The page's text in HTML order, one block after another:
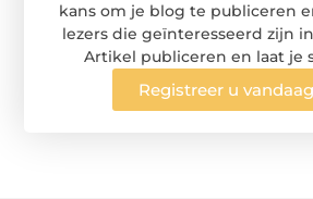
kans om je blog te publiceren
lezers die geïnteresseerd zijn
Artikel publiceren en laat je
Registreer u